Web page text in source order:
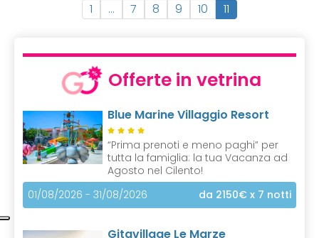
1 … 7 8 9 10 11
c
r
e
t
Offerte in vetrina
Blue Marine Villaggio Resort
“Prima prenoti e meno paghi” per
tutta la famiglia: la tua Vacanza ad
Agosto nel Cilento!
01/08/2026 - 31/08/2026
da 2150€ x 7 notti
Gitavillage Le Marze